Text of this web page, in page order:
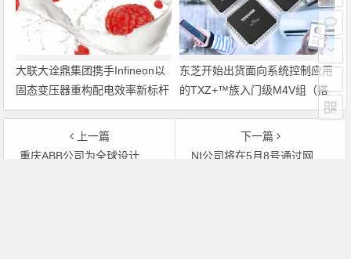
大联大诠鼎集团携手Infineon以
固态变压器重构配电效率新标杆
东芝开始出货面向系统控制应用
的TXZ+™族入门级M4V组（搭
载Arm Cortex‑M4内核的标准微
控制器）工程样品
上一篇
重庆ABB公司为全球设计变压器
下一篇
NI公司将在5月8号通过网络举办自动化测试峰会